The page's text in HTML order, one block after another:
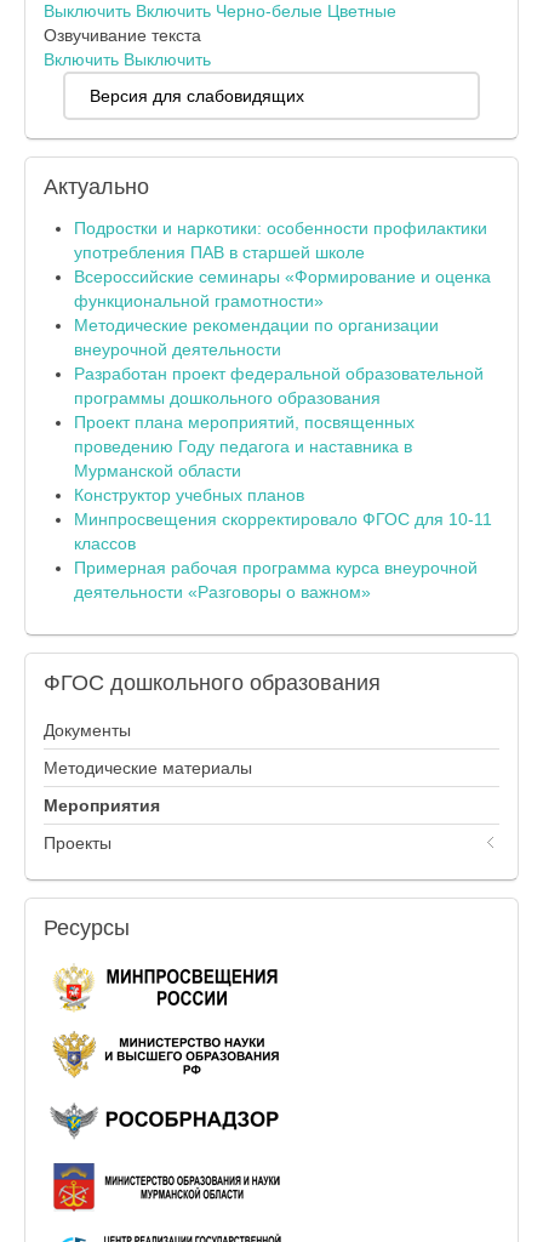
Выключить Включить Черно-белые Цветные
Озвучивание текста
Включить Выключить
Версия для слабовидящих
Актуально
Подростки и наркотики: особенности профилактики
употребления ПАВ в старшей школе
Всероссийские семинары «Формирование и оценка
функциональной грамотности»
Методические рекомендации по организации
внеурочной деятельности
Разработан проект федеральной образовательной
программы дошкольного образования
Проект плана мероприятий, посвященных
проведению Году педагога и наставника в
Мурманской области
Конструктор учебных планов
Минпросвещения скорректировало ФГОС для 10-11
классов
Примерная рабочая программа курса внеурочной
деятельности «Разговоры о важном»
ФГОС дошкольного образования
Документы
Методические материалы
Мероприятия
Проекты
Ресурсы